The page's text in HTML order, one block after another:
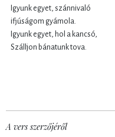
Igyunk egyet, szánnivaló
ifjúságom gyámola.
Igyunk egyet, hol a kancsó,
Szálljon bánatunk tova.
A vers szerzőjéről